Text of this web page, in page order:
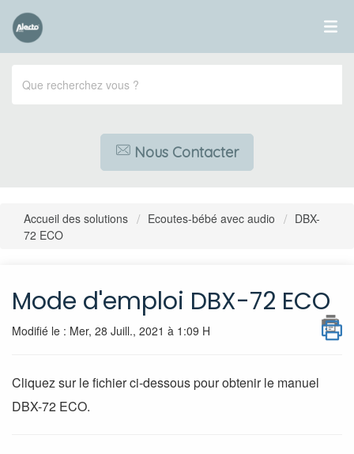
Nous Contacter
Accueil des solutions Ecoutes-bébé avec audio
DBX-
72 ECO
Mode d'emploi DBX-72 ECO
Modifié le : Mer, 28 Juill., 2021 à 1:09 H
Cliquez sur le fichier ci-dessous pour obtenir le manuel
DBX-72 ECO.